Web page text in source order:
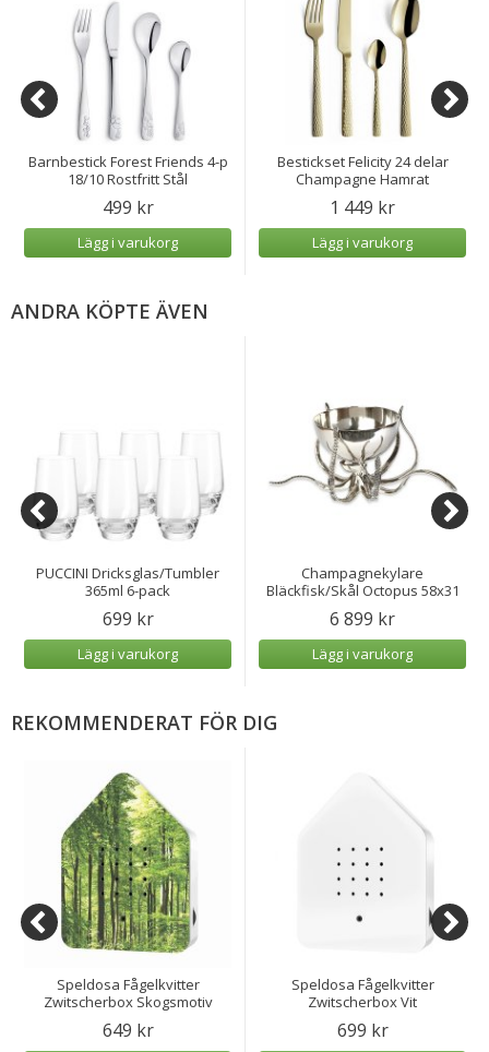
Barnbestick Forest Friends 4-p
18/10 Rostfritt Stål
499 kr
Lägg i varukorg
Bestickset Felicity 24 delar
Champagne Hamrat
1 449 kr
Lägg i varukorg
ANDRA KÖPTE ÄVEN
PUCCINI Dricksglas/Tumbler
365ml 6-pack
699 kr
Lägg i varukorg
Champagnekylare
Bläckfisk/Skål Octopus 58x31
6 899 kr
Lägg i varukorg
REKOMMENDERAT FÖR DIG
Speldosa Fågelkvitter
Zwitscherbox Skogsmotiv
649 kr
Speldosa Fågelkvitter
Zwitscherbox Vit
699 kr